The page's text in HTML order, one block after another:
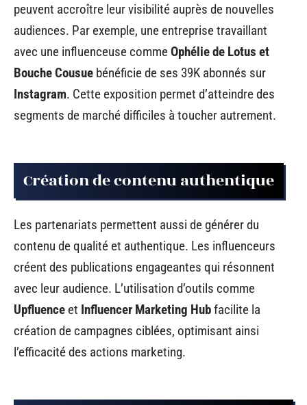
peuvent accroître leur visibilité auprès de nouvelles
audiences. Par exemple, une entreprise travaillant
avec une influenceuse commeOphélie de Lotus et
Bouche Cousue bénéficie de ses 39K abonnés sur
Instagram. Cette exposition permet d’atteindre des
segments de marché difficiles à toucher autrement.
Création de contenu authentique
Les partenariats permettent aussi de générer du
contenu de qualité et authentique. Les influenceurs
créent des publications engageantes qui résonnent
avec leur audience. L’utilisation d’outils comme
Upfluence et Influencer Marketing Hubfacilite la
création de campagnes ciblées, optimisant ainsi
l’efficacité des actions marketing.